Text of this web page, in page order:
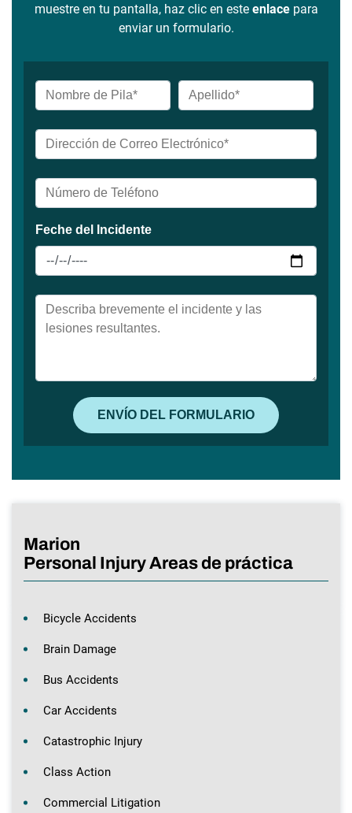
muestre en tu pantalla, haz clic en este enlacepara
enviar un formulario.
Marion
Personal Injury Areas de práctica
Bicycle Accidents
Brain Damage
Bus Accidents
Car Accidents
Catastrophic Injury
Class Action
Commercial Litigation